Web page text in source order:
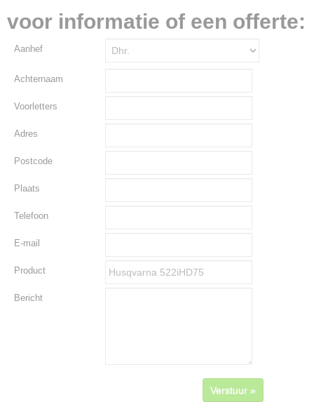
voor informatie of een offerte:
Aanhef
Achternaam
Voorletters
Adres
Postcode
Plaats
Telefoon
E-mail
Product
Bericht
Verstuur »